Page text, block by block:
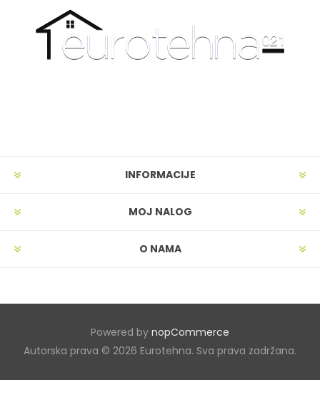
INFORMACIJE
MOJ NALOG
O NAMA
Powered by nopCommerce
Autorska prava © 2026 Eurotehna. Sva prava zadržana.